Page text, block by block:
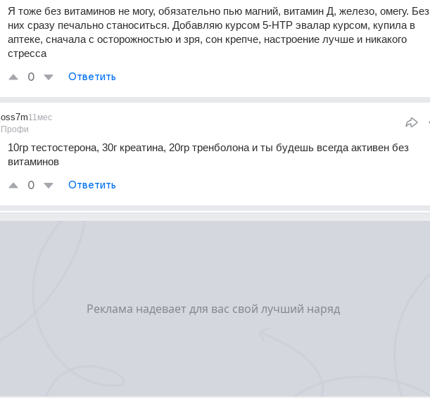
Я тоже без витаминов не могу, обязательно пью магний, витамин Д, железо, омегу. Без
них сразу печально станоситься. Добавляю курсом 5-HTP эвалар курсом, купила в
аптеке, сначала с осторожностью и зря, сон крепче, настроение лучше и никакого
стресса
0 Ответить
oss7m
Профи
11мес
10гр тестостерона, 30г креатина, 20гр тренболона и ты будешь всегда активен без
витаминов
0 Ответить